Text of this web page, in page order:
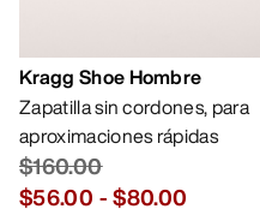
Kragg Shoe Hombre
Zapatilla sin cordones, para
aproximaciones rápidas
$160.00
$56.00 -$80.00